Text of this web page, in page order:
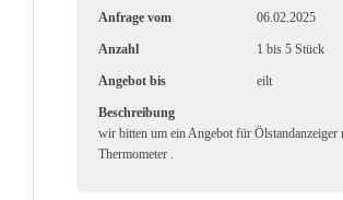
Anfrage vom 06.02.2025
Anzahl 1 bis 5 Stück
Angebot bis eilt
Beschreibung
wir bitten um ein Angebot für
Thermometer .